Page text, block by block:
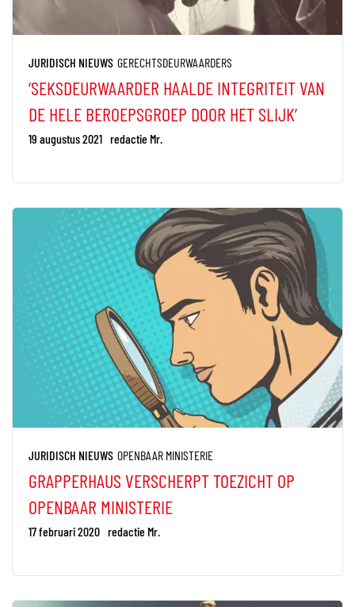
JURIDISCH NIEUWS GERECHTSDEURWAARDERS
‘SEKSDEURWAARDER HAALDE INTEGRITEIT VAN
DE HELE BEROEPSGROEP DOOR HET SLIJK’
19 augustus 2021 redactie Mr.
JURIDISCH NIEUWS OPENBAAR MINISTERIE
GRAPPERHAUS VERSCHERPT TOEZICHT OP
OPENBAAR MINISTERIE
17 februari 2020 redactie Mr.